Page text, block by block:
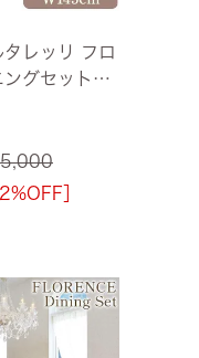
レッリ フロ
グセット5P
ワイト 幅14
設置サービ
］